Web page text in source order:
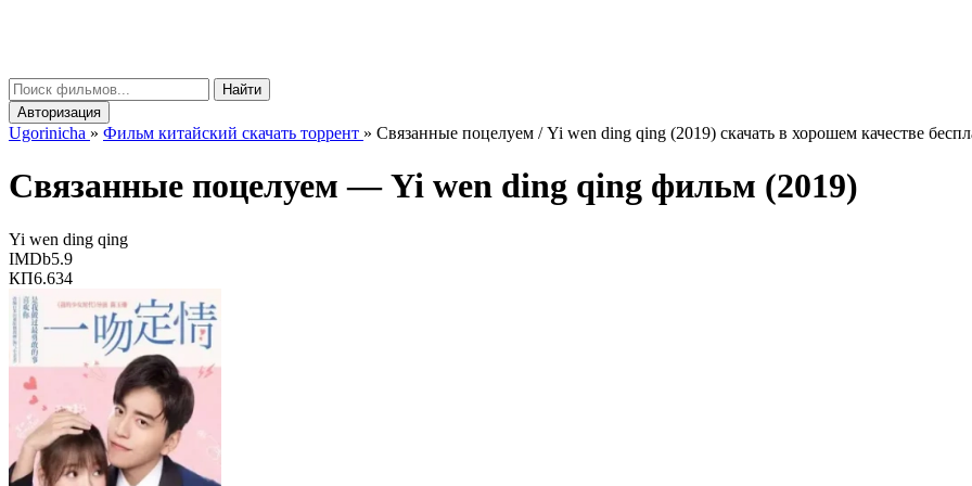
Найти
Авторизация
Ugorinicha » Фильм китайский скачать торрент » Связанные поцелуем / Yi wen ding qing (2019) скачать в хорошем качестве
Связанные поцелуем —Yi wen ding qing фильм (2019)
Yi wen ding qing
IMDb5.9
КП6.634